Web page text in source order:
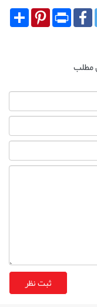
Share
Pinterest Print
Facebook
مطلب